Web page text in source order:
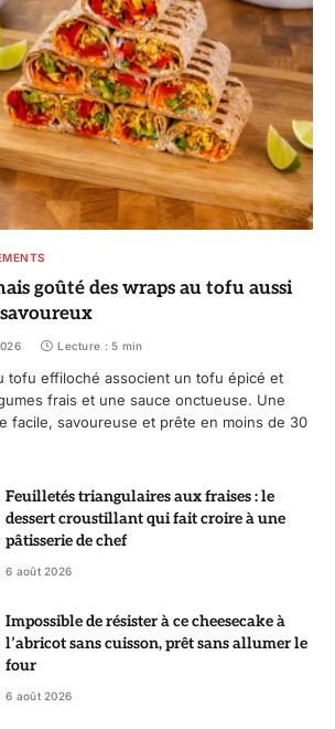
goûté des wraps au tofu aussi
Lecture : 5 min
tofu effiloché associent un tofu épicé et
frais et une sauce onctueuse. Une
facile, savoureuse et prête en moins de 30
Feuilletés triangulaires aux fraises : le
dessert croustillant qui fait croire à une
pâtisserie de chef
6 août 2026
Impossible de résister à ce cheesecake à
l’abricot sans cuisson, prêt sans allumer le
four
6 août 2026